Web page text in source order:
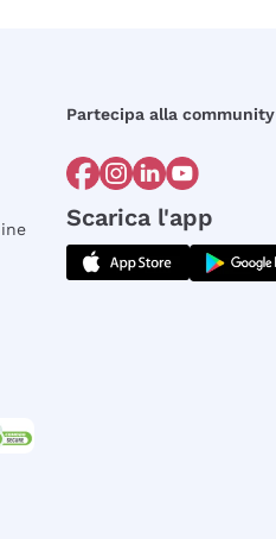
Partecipa alla community
Scarica l'app